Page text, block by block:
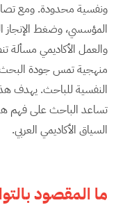
ونفسية محدودة. ومع
المؤسسي، وضغط الإنجاز
والعمل الأكاديمي
منهجية تمس جودة
النفسية للباحث. يهدف
تساعد الباحث على فهم
السياق الأكاديمي العربي.
ما المقصود